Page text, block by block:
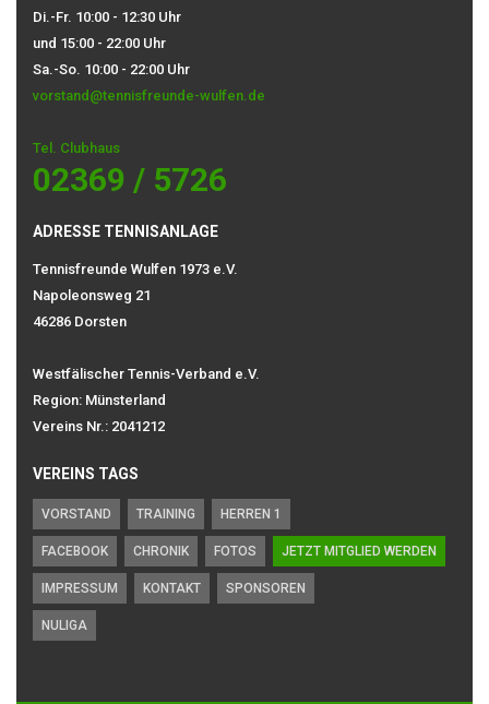
Di.-Fr. 10:00 - 12:30 Uhr
und 15:00 - 22:00 Uhr
Sa.-So. 10:00 - 22:00 Uhr
vorstand@tennisfreunde-wulfen.de
Tel. Clubhaus
02369 / 5726
ADRESSE TENNISANLAGE
Tennisfreunde Wulfen 1973 e.V.
Napoleonsweg 21
46286 Dorsten
Westfälischer Tennis-Verband e.V.
Region: Münsterland
Vereins Nr.: 2041212
VEREINS TAGS
VORSTAND TRAINING HERREN 1
FACEBOOK CHRONIK FOTOS JETZT MITGLIED WERDEN
IMPRESSUM KONTAKT SPONSOREN
NULIGA